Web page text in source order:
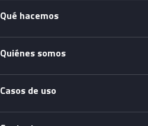
Qué hacemos
Quiénes somos
Casos de uso